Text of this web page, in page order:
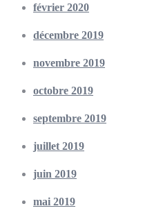
février 2020
décembre 2019
novembre 2019
octobre 2019
septembre 2019
juillet 2019
juin 2019
mai 2019